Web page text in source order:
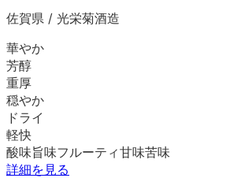
佐賀県 / 光栄菊酒造
華やか
芳醇
重厚
穏やか
ドライ
軽快
酸味旨味フルーティ甘味苦味
詳細を見る